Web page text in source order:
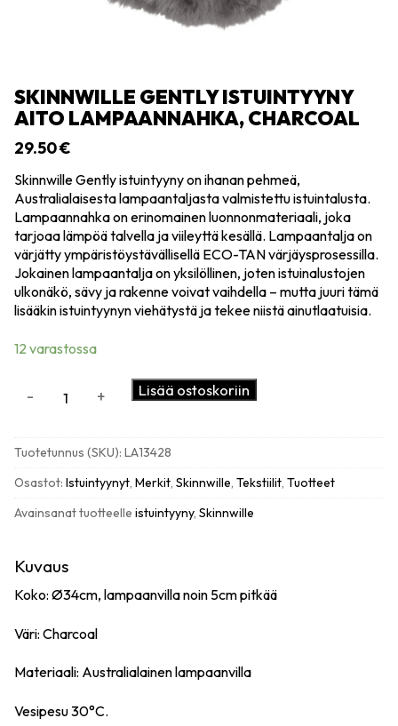
SKINNWILLE GENTLY ISTUINTYYNY
AITO LAMPAANNAHKA, CHARCOAL
29.50€
Skinnwille Gently istuintyyny on ihanan pehmeä,
Australialaisesta lampaantaljasta valmistettu istuintalusta.
Lampaannahka on erinomainen luonnonmateriaali, joka
tarjoaa lämpöä talvella ja viileyttä kesällä. Lampaantalja on
värjätty ympäristöystävällisellä ECO-TAN värjäysprosessilla.
Jokainen lampaantalja on yksilöllinen, joten istuinalustojen
ulkonäkö, sävy ja rakenne voivat vaihdella – mutta juuri tämä
lisääkin istuintyynyn viehätystä ja tekee niistä ainutlaatuisia.
12 varastossa
lampaannahka,
charcoal
- + Lisää ostoskoriin
Tuotetunnus (SKU): LA13428
Osastot: Istuintyynyt, Merkit, Skinnwille, Tekstiilit, Tuotteet
Avainsanat tuotteelle istuintyyny, Skinnwille
Kuvaus
Koko: Ø34cm, lampaanvilla noin 5cm pitkää
Väri: Charcoal
Materiaali: Australialainen lampaanvilla
Vesipesu 30°C.